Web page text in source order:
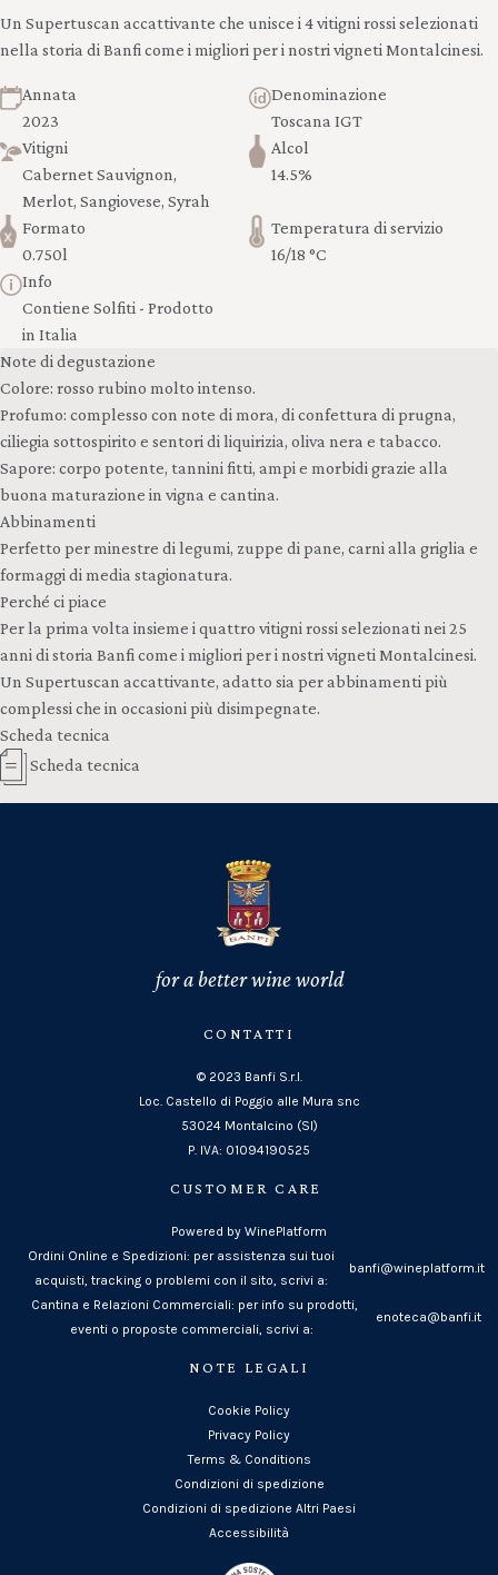
Un Supertuscan accattivante che unisce i 4 vitigni rossi selezionati
nella storia di Banfi come i migliori per i nostri vigneti Montalcinesi.
Annata
2023
Denominazione
Toscana IGT
Vitigni
Cabernet Sauvignon,
Merlot, Sangiovese, Syrah
Alcol
14.5%
Formato
0.750l
Temperatura di servizio
16/18 °C
Info
Contiene Solfiti - Prodotto
in Italia
Note di degustazione
Colore: rosso rubino molto intenso.
Profumo: complesso con note di mora, di confettura di prugna,
ciliegia sottospirito e sentori di liquirizia, oliva nera e tabacco.
Sapore: corpo potente, tannini fitti, ampi e morbidi grazie alla
buona maturazione in vigna e cantina.
Abbinamenti
Perfetto per minestre di legumi, zuppe di pane, carni alla griglia e
formaggi di media stagionatura.
Perché ci piace
Per la prima volta insieme i quattro vitigni rossi selezionati nei 25
anni di storia Banfi come i migliori per i nostri vigneti Montalcinesi.
Un Supertuscan accattivante, adatto sia per abbinamenti più
complessi che in occasioni più disimpegnate.
Scheda tecnica
Scheda tecnica
for a better wine world
CONTATTI
© 2023 Banfi S.r.l.
Loc. Castello di Poggio alle Mura snc
53024 Montalcino (SI)
P. IVA: 01094190525
CUSTOMER CARE
Powered by WinePlatform
Ordini Online e Spedizioni: per assistenza sui tuoi
acquisti, tracking o problemi con il sito, scrivi a:
banfi@wineplatform.it
Cantina e Relazioni Commerciali: per info su prodotti,
eventi o proposte commerciali, scrivi a:
enoteca@banfi.it
NOTE LEGALI
Cookie Policy
Privacy Policy
Terms & Conditions
Condizioni di spedizione
Condizioni di spedizione Altri Paesi
Accessibilità